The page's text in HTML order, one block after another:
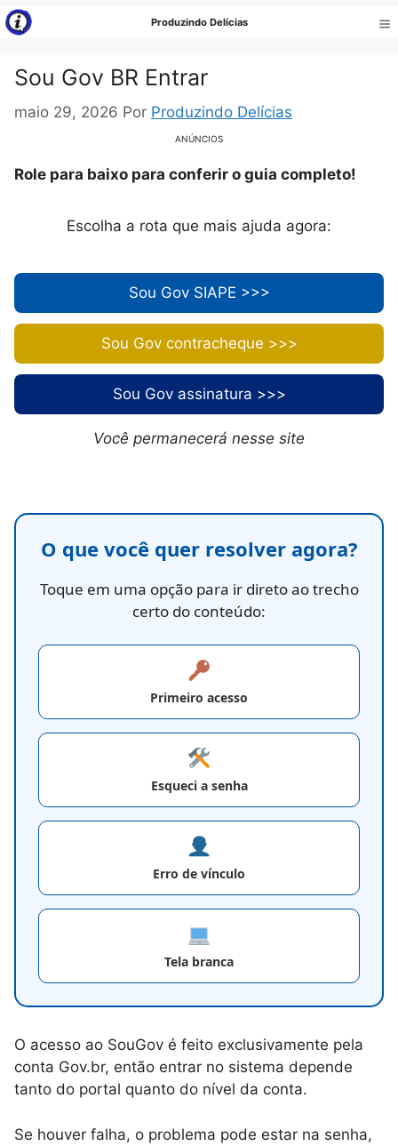
Pular
para
conteúdo
Produzindo Delícias
Sou Gov BR Entrar
maio 29, 2026 Por Produzindo Delícias
ANÚNCIOS
Role para baixo para conferir o guia completo!
Escolha a rota que mais ajuda agora:
Sou Gov SIAPE >>>
Sou Gov contracheque >>>
Sou Gov assinatura >>>
Você permanecerá nesse site
O que você quer resolver agora?
Toque em uma opção para ir direto ao trecho
certo do conteúdo:
Primeiro acesso
Esqueci a senha
Erro de vínculo
Tela branca
O acesso ao SouGov é feito exclusivamente pela
conta Gov.br, então entrar no sistema depende
tanto do portal quanto do nível da conta.
Se houver falha, o problema pode estar na senha,